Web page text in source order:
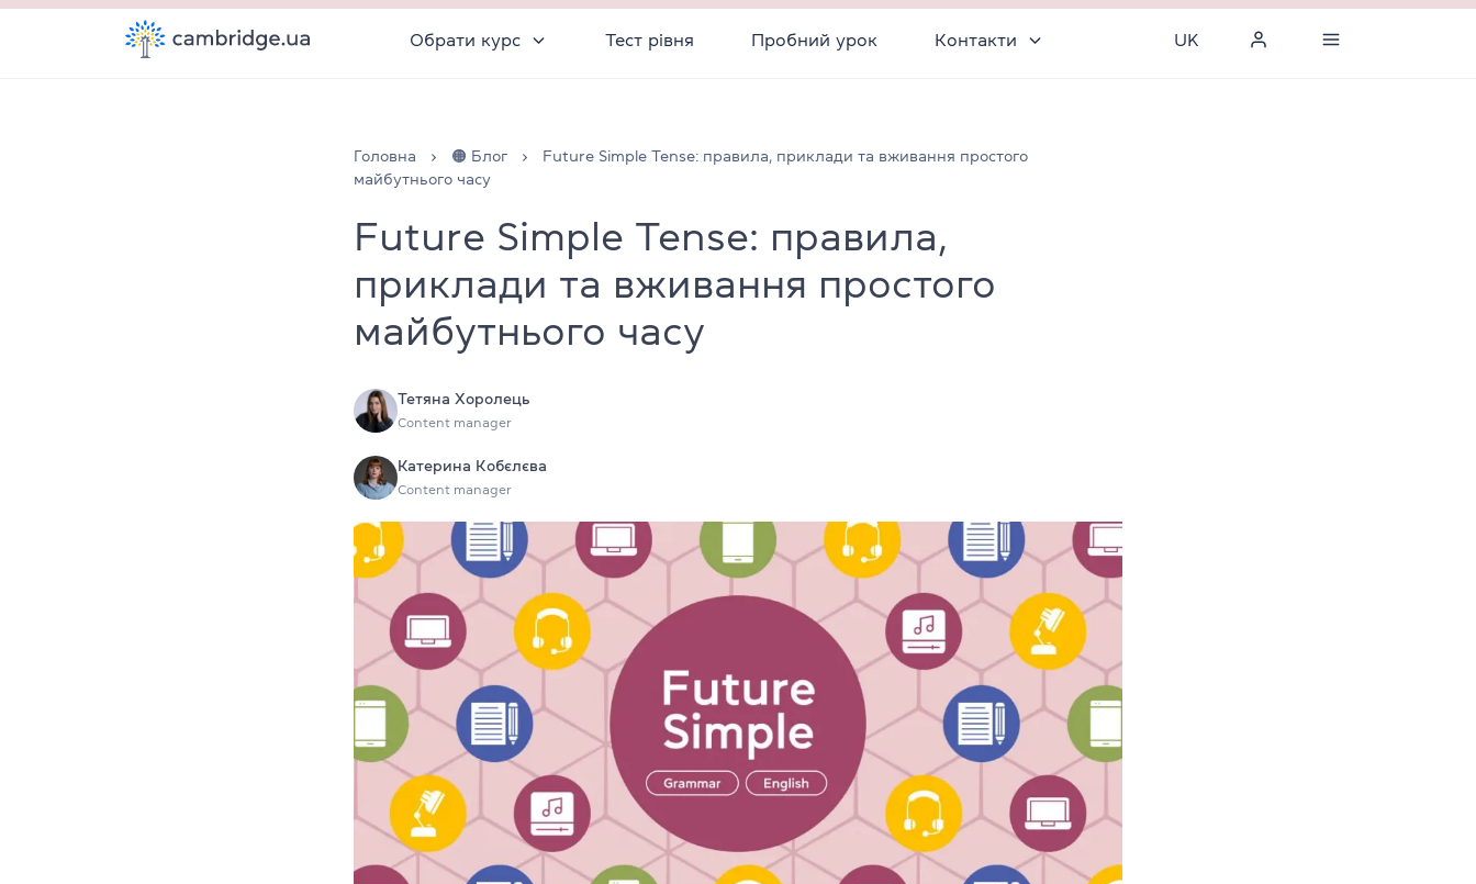
Обрати курс Тест рівня Пробний урок Контакти UK
Головна 🟠 Блог
Future Simple Tense: правила, приклади та вживання простого
майбутнього часу
Future Simple Tense: правила,
приклади та вживання простого
майбутнього часу
Тетяна Хоролець
Content manager
Катерина Кобєлєва
Content manager